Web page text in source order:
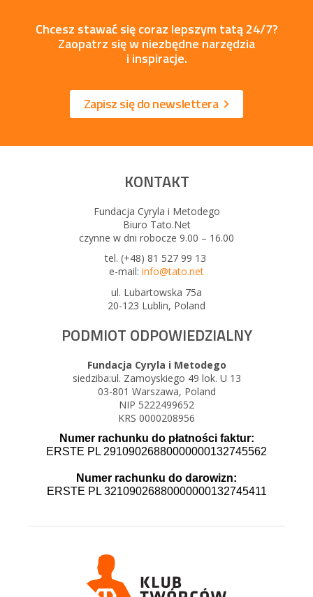
Chcesz stawać się coraz lepszym tatą 24/7?
Zaopatrz się w niezbędne narzędzia
i inspiracje.
Zapisz się do newslettera
KONTAKT
Fundacja Cyryla i Metodego
Biuro Tato.Net
czynne w dni robocze 9.00 – 16.00
tel. (+48) 81 527 99 13
e-mail: info@tato.net
ul. Lubartowska 75a
20-123 Lublin, Poland
PODMIOT ODPOWIEDZIALNY
Fundacja Cyryla i Metodego
siedziba:ul. Zamoyskiego 49 lok. U 13
03-801 Warszawa, Poland
NIP 5222499652
KRS 0000208956
Numer rachunku do płatności faktur:
ERSTE PL 29109026880000000132745562
Numer rachunku do darowizn:
ERSTE PL 32109026880000000132745411